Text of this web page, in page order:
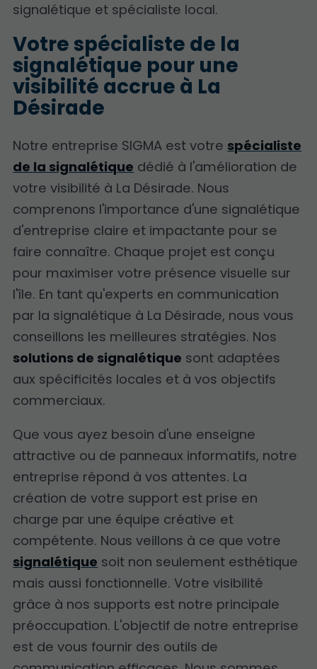
signalétique et spécialiste local.
Votre spécialiste de la
signalétique pour une
visibilité accrue à La
Désirade
Notre entreprise SIGMA est votre spécialiste
de la signalétique dédié à l'amélioration de
votre visibilité à La Désirade. Nous
comprenons l'importance d'une signalétique
d'entreprise claire et impactante pour se
faire connaître. Chaque projet est conçu
pour maximiser votre présence visuelle sur
l'île. En tant qu'experts en communication
par la signalétique à La Désirade, nous vous
conseillons les meilleures stratégies. Nos
solutions de signalétique sont adaptées
aux spécificités locales et à vos objectifs
commerciaux.
Que vous ayez besoin d'une enseigne
attractive ou de panneaux informatifs, notre
entreprise répond à vos attentes. La
création de votre support est prise en
charge par une équipe créative et
compétente. Nous veillons à ce que votre
signalétique soit non seulement esthétique
mais aussi fonctionnelle. Votre visibilité
grâce à nos supports est notre principale
préoccupation. L'objectif de notre entreprise
est de vous fournir des outils de